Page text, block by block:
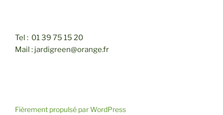
Tel : 01 39 75 15 20
Mail : jardigreen@orange.fr
Fièrement propulsé par WordPress